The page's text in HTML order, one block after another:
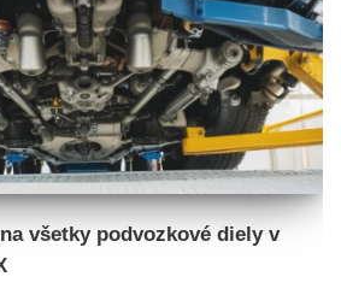
všetky podvozkové diely v